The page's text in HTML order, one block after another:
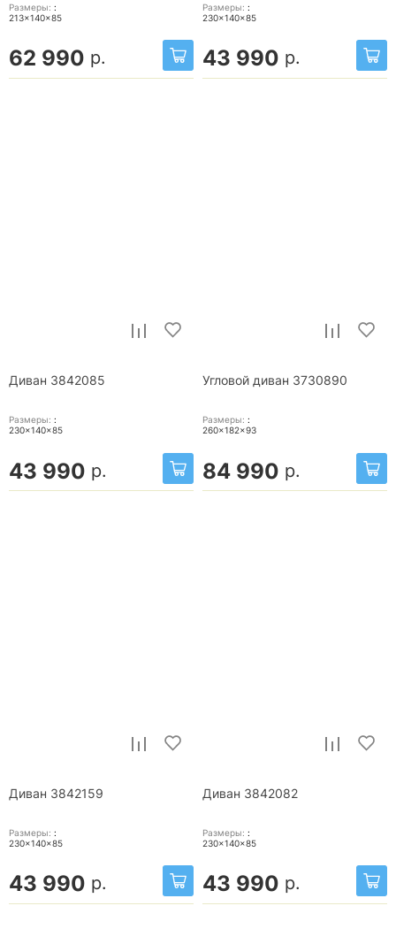
Размеры: :
213x140x85
62 990 р.
Размеры: :
230x140x85
43 990 р.
Диван 3842085
Размеры: :
230x140x85
43 990 р.
Угловой диван 3730890
Размеры: :
260x182x93
84 990 р.
Диван 3842159
Размеры: :
230x140x85
43 990 р.
Диван 3842082
Размеры: :
230x140x85
43 990 р.